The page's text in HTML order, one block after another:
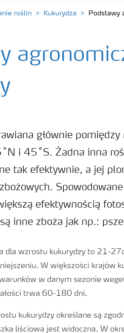
nawozów
roślin Kukurydza Podstawy
głównie
i 45˚S. Żadna inna
tak efektywnie, a jej
efektywnością
inne zboża jak np.:
dla wzrostu kukurydzy to 21-
W większości krajów
w danym sezonie
trwa 60-180 dni.
kukurydzy określane są
liściowa jest widoczna. W